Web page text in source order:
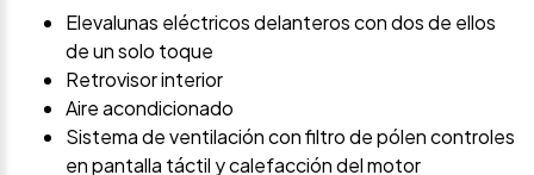
Elevalunas eléctricos delanteros con dos de ellos
de un solo toque
Retrovisor interior
Aire acondicionado
Sistema de ventilación con filtro de pólen controles
en pantalla táctil y calefacción del motor